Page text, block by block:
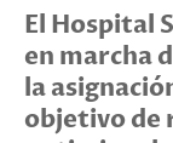
El Hospital
en marcha
la
objetivo de